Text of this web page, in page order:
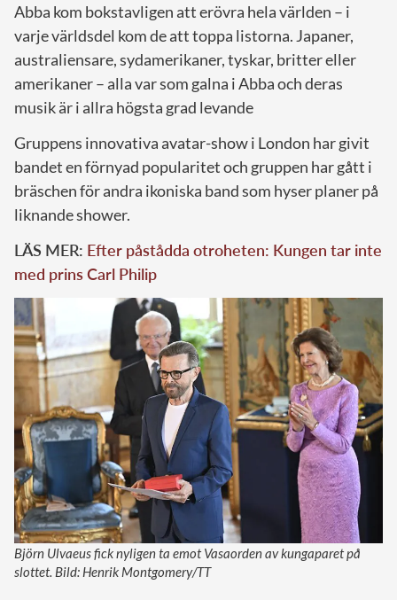
Abba kom bokstavligen att erövra hela världen – i
varje världsdel kom de att toppa listorna. Japaner,
australiensare, sydamerikaner, tyskar, britter eller
amerikaner – alla var som galna i Abba och deras
musik är i allra högsta grad levande
Gruppens innovativa avatar-show i London har givit
bandet en förnyad popularitet och gruppen har gått i
bräschen för andra ikoniska band som hyser planer på
liknande shower.
LÄS MER: Efter påstådda otroheten: Kungen tar inte
med prins Carl Philip
Björn Ulvaeus fick nyligen ta emot Vasaorden av kungaparet på
slottet. Bild: Henrik Montgomery/TT